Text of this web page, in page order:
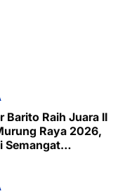
Barito Raih Juara II
Raya 2026,
Semangat